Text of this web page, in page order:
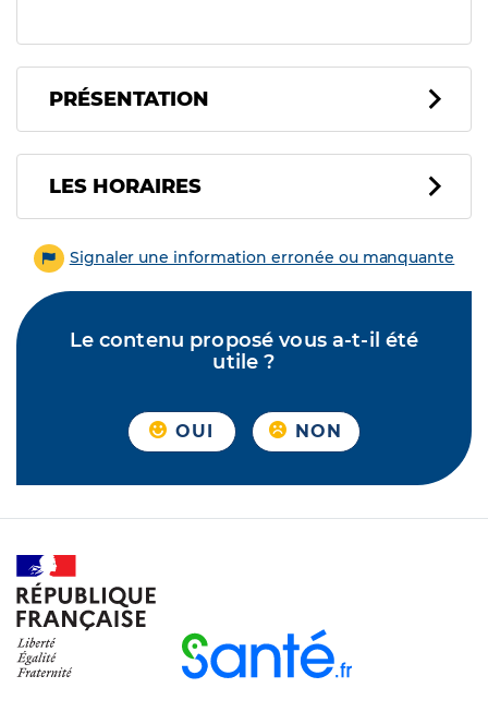
PRÉSENTATION
LES HORAIRES
Signaler une information erronée ou manquante
Le contenu proposé vous a-t-il été
utile ?
OUI NON